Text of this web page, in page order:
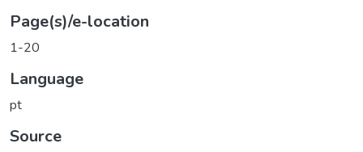
Page(s)/e-location
1-20
Language
pt
Source